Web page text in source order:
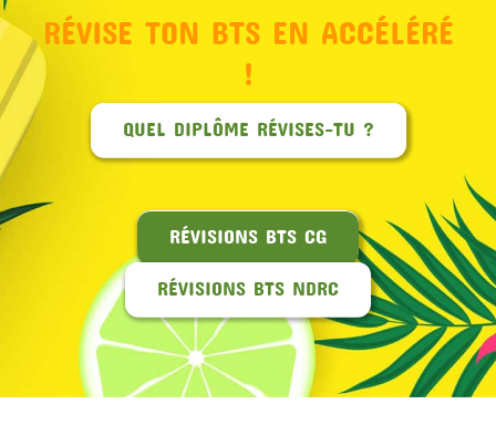
RÉVISE TON BTS EN ACCÉLÉRÉ
!
QUEL DIPLÔME RÉVISES-TU ?
RÉVISIONS BTS CG
RÉVISIONS BTS NDRC